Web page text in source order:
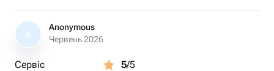
A
Anonymous
Червень 2026
Сервіс 5/5